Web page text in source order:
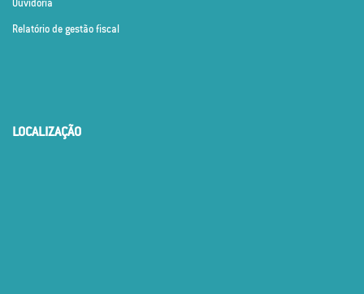
Ouvidoria
Relatório de gestão fiscal
LOCALIZAÇÃO